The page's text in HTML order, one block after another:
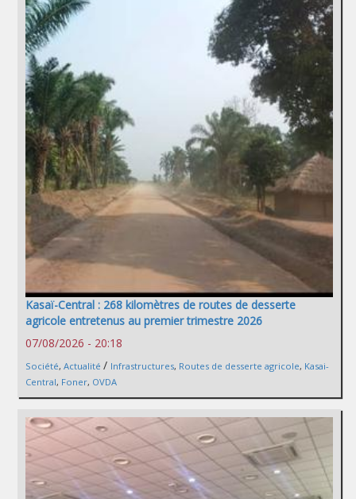
Kasaï-Central : 268 kilomètres de routes de desserte
agricole entretenus au premier trimestre 2026
07/08/2026 - 20:18
Société, Actualité / Infrastructures, Routes de desserte agricole, Kasai-
Central, Foner, OVDA